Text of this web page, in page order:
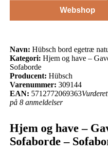
Webshop
Navn: Hübsch bord egetræ
Kategori: Hjem og have –
Sofaborde
Producent: Hübsch
Varenummer: 309144
EAN: 5712772069363
på 8 anmeldelser
Hjem og have –
Sofaborde –